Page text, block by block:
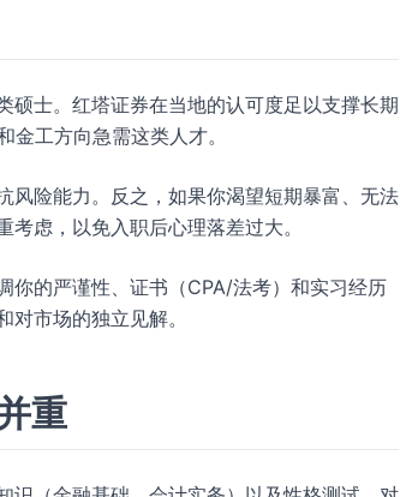
硕士。红塔证券在当地的认可度足以支撑长期
工方向急需这类人才。
风险能力。反之，如果你渴望短期暴富、无法
虑，以免入职后心理落差过大。
你的严谨性、证书（CPA/法考）和实习经历
市场的独立见解。
重